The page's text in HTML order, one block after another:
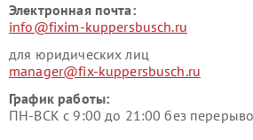
Электронная почта:
info@fixim-kuppersbusch.ru
для юридических лиц
manager@fix-kuppersbusch.ru
График работы:
ПН-ВСК с 9:00 до 21:00 без